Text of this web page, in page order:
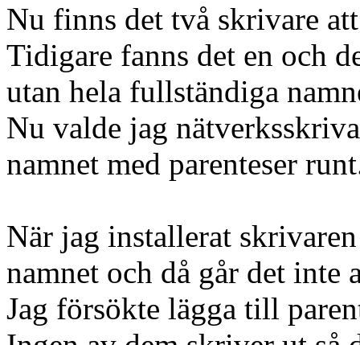
Nu finns det två skrivare
Tidigare fanns det en och
utan hela fullständiga
Nu valde jag
namnet med parenteser
När jag installerat
namnet och då går det inte
Jag försökte lägga till